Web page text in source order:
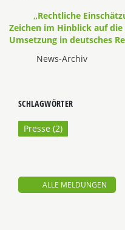
„Rechtliche
Zeichen im Hinblick auf
Umsetzung in deutsches
News-Archiv
SCHLAGWÖRTER
Presse (2)
ALLE MELDUNGEN